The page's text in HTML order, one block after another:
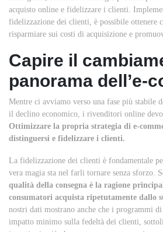
acquisto online e fidelizzare i clienti.
fidelizzazione dei clienti, è possibile ottenere
risparmiare sui costi di acquisizione e
Capire il
panorama dell’e-
Mentre ci avviamo verso una fase più stabile
il declino economico, i rivenditori online
Ottimizzare la propria strategia di e-
distinguersi e fidelizzare i clienti.
La fidelizzazione dei clienti è fondamentale
vera magia sta nel farli tornare senza sforzo.
qualità della consegna è la ragione
consumatori acquista ripetutamente dallo
nostri dati mostrano anche che i programmi
impatto minimo sulla fedeltà dei clienti,